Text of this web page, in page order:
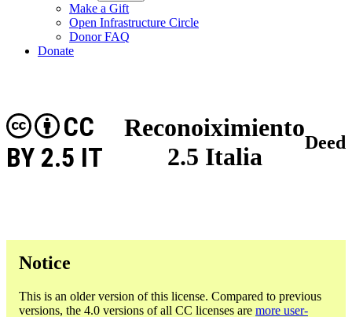
Make a Gift
Open Infrastructure Circle
Donor FAQ
Donate
Reconoiximiento
2.5 Italia
CC
BY 2.5 IT
Deed
Notice
This is an older version of this license. Compared to previous
versions, the 4.0 versions of all CC licenses are more user-